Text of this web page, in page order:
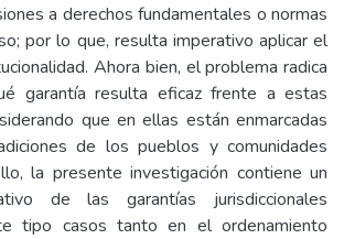
a derechos fundamentales o normas
por lo que, resulta imperativo aplicar el
Ahora bien, el problema radica
garantía resulta eficaz frente a estas
que en ellas están enmarcadas
de los pueblos y comunidades
la presente investigación contiene un
de las garantías jurisdiccionales
tipo casos tanto en el ordenamiento